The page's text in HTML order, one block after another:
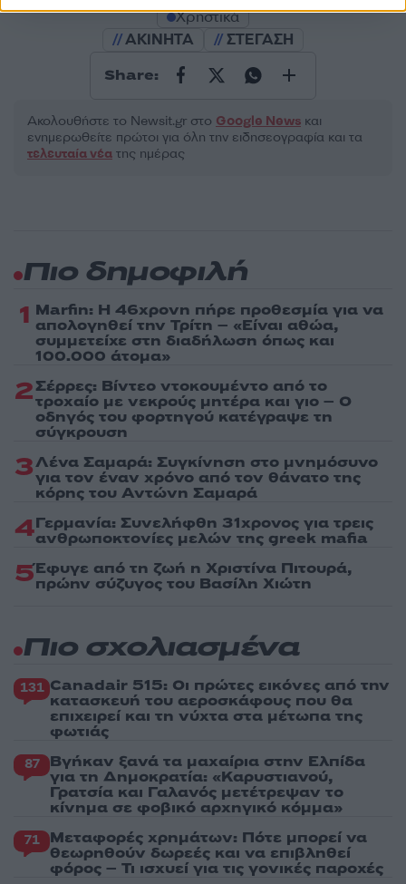
Χρηστικά
ΑΚΙΝΗΤΑ
ΣΤΕΓΑΣΗ
Share:
Ακολουθήστε το Νewsit.gr στο Google News και
ενημερωθείτε πρώτοι για όλη την ειδησεογραφία και τα
τελευταία νέα της ημέρας
Πιο δημοφιλή
1 Marfin: Η 46χρονη πήρε προθεσμία για να
απολογηθεί την Τρίτη – «Είναι αθώα,
συμμετείχε στη διαδήλωση όπως και
100.000 άτομα»
2Σέρρες: Βίντεο ντοκουμέντο από το
τροχαίο με νεκρούς μητέρα και γιο – Ο
οδηγός του φορτηγού κατέγραψε τη
σύγκρουση
3Λένα Σαμαρά: Συγκίνηση στο μνημόσυνο
για τον έναν χρόνο από τον θάνατο της
κόρης του Αντώνη Σαμαρά
4Γερμανία: Συνελήφθη 31χρονος για τρεις
ανθρωποκτονίες μελών της greek mafia
5Έφυγε από τη ζωή η Χριστίνα Πιτουρά,
πρώην σύζυγος του Βασίλη Χιώτη
Πιο σχολιασμένα
131 Canadair 515: Οι πρώτες εικόνες από την
κατασκευή του αεροσκάφους που θα
επιχειρεί και τη νύχτα στα μέτωπα της
φωτιάς
87 Βγήκαν ξανά τα μαχαίρια στην Ελπίδα
για τη Δημοκρατία: «Καρυστιανού,
Γρατσία και Γαλανός μετέτρεψαν το
κίνημα σε φοβικό αρχηγικό κόμμα»
71 Μεταφορές χρημάτων: Πότε μπορεί να
θεωρηθούν δωρεές και να επιβληθεί
φόρος – Τι ισχυεί για τις γονικές παροχές